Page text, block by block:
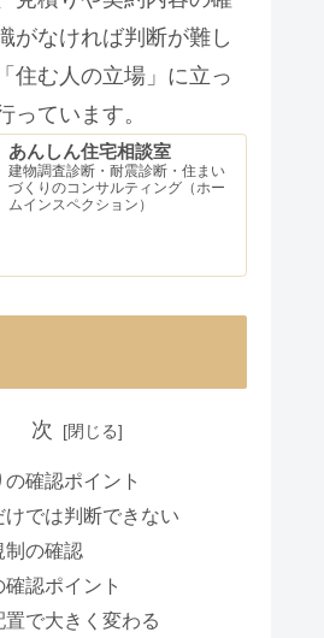
がなければ判断が難し
住む人の立場」に立っ
っています。
あんしん住宅相談室
建物調査診断・耐震診断・住まい
づくりのコンサルティング（ホー
ムインスペクション）
次
の確認ポイント
けでは判断できない
制の確認
確認ポイント
置で大きく変わる